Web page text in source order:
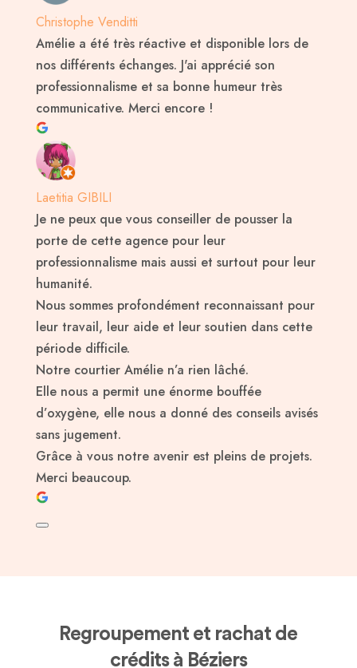
Christophe Venditti
Amélie a été très réactive et disponible lors de
nos différents échanges. J'ai apprécié son
professionnalisme et sa bonne humeur très
communicative. Merci encore !
Laetitia GIBILI
Je ne peux que vous conseiller de pousser la
porte de cette agence pour leur
professionnalisme mais aussi et surtout pour leur
humanité.
Nous sommes profondément reconnaissant pour
leur travail, leur aide et leur soutien dans cette
période difficile.
Notre courtier Amélie n’a rien lâché.
Elle nous a permit une énorme bouffée
d’oxygène, elle nous a donné des conseils avisés
sans jugement.
Grâce à vous notre avenir est pleins de projets.
Merci beaucoup.
Regroupement et rachat de
crédits à Béziers